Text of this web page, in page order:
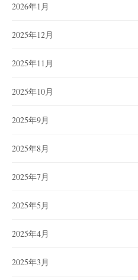
2026年1月
2025年12月
2025年11月
2025年10月
2025年9月
2025年8月
2025年7月
2025年5月
2025年4月
2025年3月